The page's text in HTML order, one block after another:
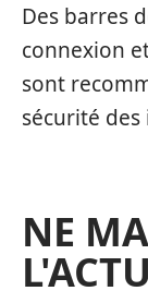
Des barres
connexion
sont
sécurité
NE